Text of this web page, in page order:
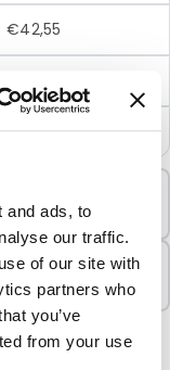
and ads, to
our traffic.
of our site with
partners who
you’ve
from your use
€42,55
€32,15
(Stuhl) zu